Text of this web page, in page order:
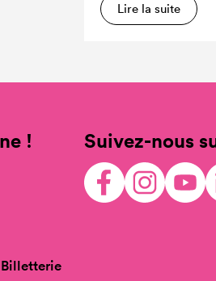
Lire la suite
! Suivez-nous
Billetterie